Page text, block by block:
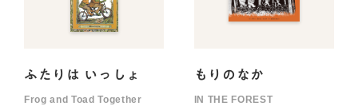
ふたりは いっしょ
Frog and Toad Together
もりのなか
IN THE FOREST